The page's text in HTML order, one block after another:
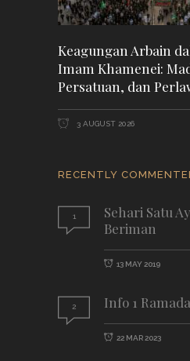
Keagungan Arbain
Imam Khamenei:
Persatuan, dan
3 AUGUST 2026
RECENTLY
1
Sehari Satu
Beriman
13 MAY 2019
2 Info 1
22 MAR 2023